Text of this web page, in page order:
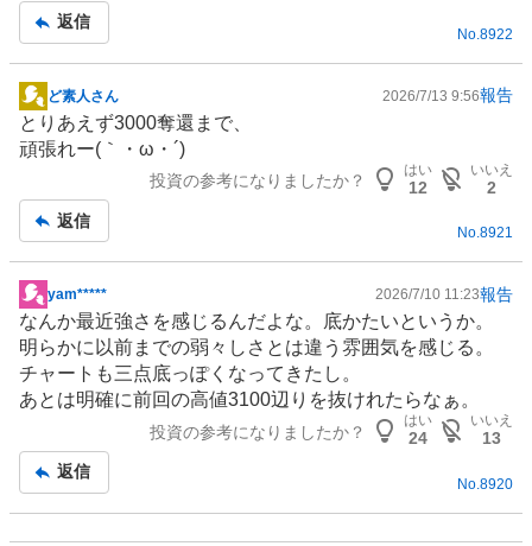
事
返信
No. 8922
掲
示
板
ど素人さん 2026/7/13 9:56報告
とりあえず3000奪還まで、
頑張れー(｀・ω・´)
投資の参考になりましたか？
はい
12
いいえ
2
返信
No.8921
掲
示
板
記
事
yam***** 2026/7/10 11:23報告
なんか最近強さを感じるんだよな。底かたいというか。
明らかに以前までの弱々しさとは違う雰囲気を感じる。
チャートも三点底っぽくなってきたし。
あとは明確に前回の高値3100辺りを抜けれたらなぁ。
投資の参考になりましたか？
はい
24
いいえ
13
返信
No. 8920